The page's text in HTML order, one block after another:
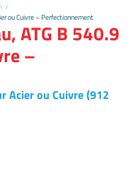
/
ou Cuivre – Perfectionnement
ATG B 540.9
–
Acier ou Cuivre (912